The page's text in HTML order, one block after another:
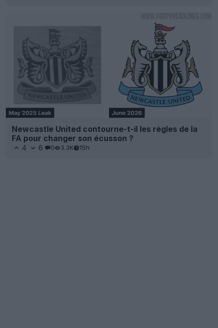
Newcastle United contourne-t-il les règles de la
FA pour changer son écusson ?
4 6 0 3.3K 15h